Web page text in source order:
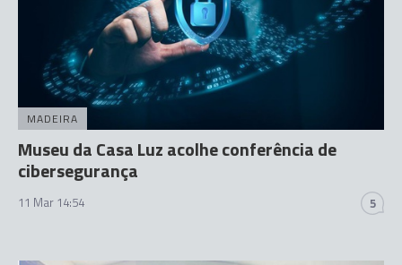
MADEIRA
Museu da Casa Luz acolhe conferência de
cibersegurança
11 Mar 14:54 5